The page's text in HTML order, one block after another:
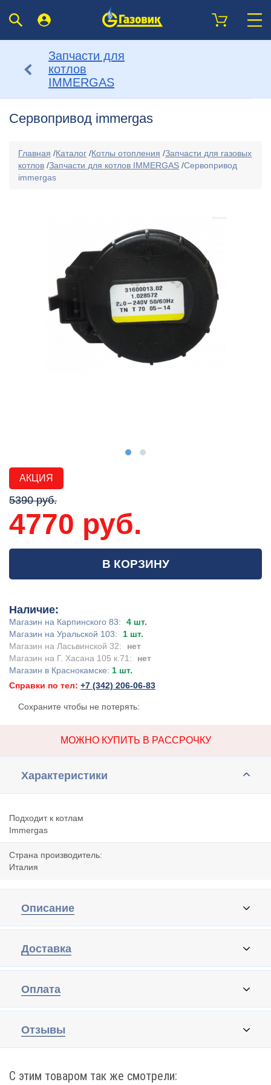
Запчасти для
котлов
IMMERGAS
Сервопривод immergas
Главная /Каталог /Котлы отопления /Запчасти для газовых
котлов /Запчасти для котлов IMMERGAS /Сервопривод
immergas
АКЦИЯ
5390 руб.
4770 руб.
В КОРЗИНУ
Наличие:
Магазин на Карпинского 83:
4 шт.
Магазин на Уральской 103:
1 шт.
Магазин на Ласьвинской 32:
нет
Магазин на Г. Хасана 105 к.71:
нет
Магазин в Краснокамске: 1 шт.
Справки по тел: +7 (342) 206-06-83
Сохраните чтобы не потерять:
МОЖНО КУПИТЬ В РАССРОЧКУ
Характеристики
Подходит к котлам
Immergas
Страна производитель:
Италия
Описание
Доставка
Оплата
Отзывы
С этим товаром так же смотрели: